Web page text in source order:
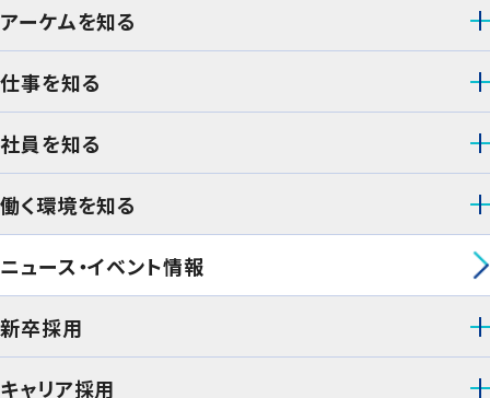
アーケムを知る
仕事を知る
社員を知る
働く環境を知る
ニュース・イベント情報
新卒採用
キャリア採用